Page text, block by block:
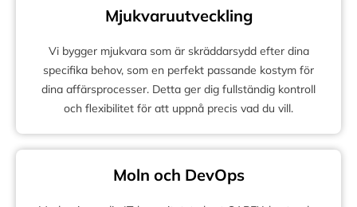
Mjukvaruutveckling
Vi bygger mjukvara som är skräddarsydd efter dina
specifika behov, som en perfekt passande kostym för
dina affärsprocesser. Detta ger dig fullständig kontroll
och flexibilitet för att uppnå precis vad du vill.
Moln och DevOps